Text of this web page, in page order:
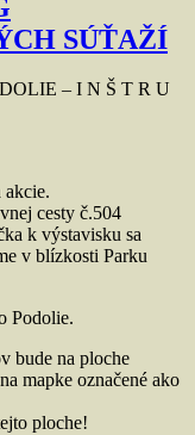
SÚŤAŽÍ
– I N Š T R U
akcie.
cesty č.504
k výstavisku sa
v blízkosti Parku
Podolie.
bude na ploche
mapke označené ako
ploche!